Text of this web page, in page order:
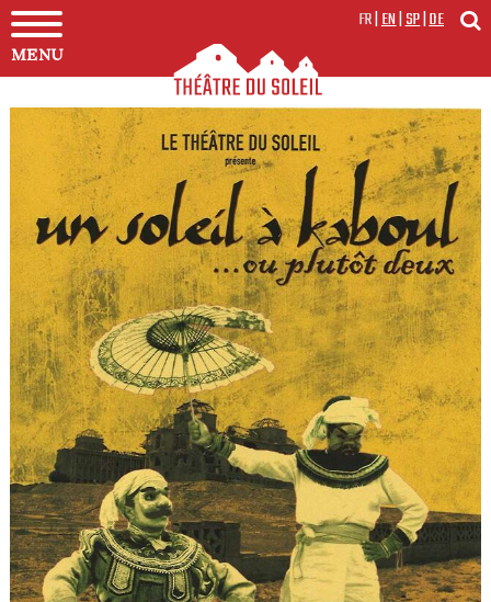
MENU
FR|EN|SP|DE